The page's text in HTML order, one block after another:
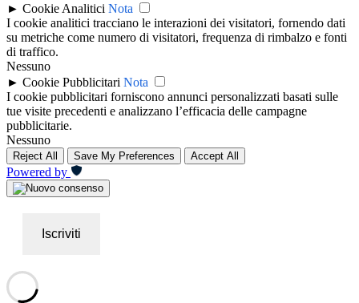
► Cookie Analitici Nota
I cookie analitici tracciano le interazioni dei visitatori, fornendo dati
su metriche come numero di visitatori, frequenza di rimbalzo e fonti
di traffico.
Nessuno
► Cookie Pubblicitari Nota
I cookie pubblicitari forniscono annunci personalizzati basati sulle
tue visite precedenti e analizzano l’efficacia delle campagne
pubblicitarie.
Nessuno
Reject All Save My Preferences Accept All
Powered by
Iscriviti